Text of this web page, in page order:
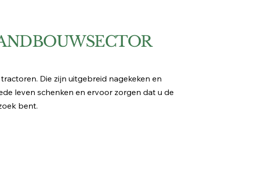
Die zijn uitgebreid nagekeken en
leven schenken en ervoor zorgen dat u de
bent.